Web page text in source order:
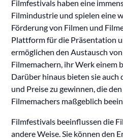
Filmfestivals haben eine
Filmindustrie und spielen eine
Förderung von Filmen und
Plattform für die Präsentation
ermöglichen den Austausch
Filmemachern, ihr Werk einem
Darüber hinaus bieten sie auch
und Preise zu gewinnen, die
Filmemachers maßgeblich
Filmfestivals beeinflussen die
andere Weise. Sie können den